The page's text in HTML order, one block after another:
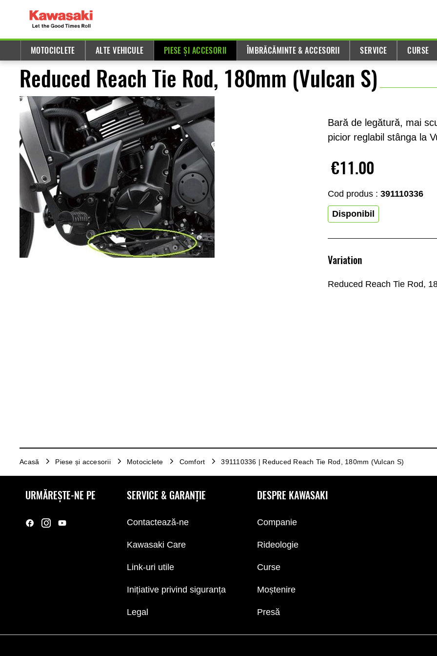
MOTOCICLETE ALTE VEHICULE PIESE ȘI ACCESORII ÎMBRĂCĂMINTE & ACCESORII SERVICE CURSE
Reduced Reach Tie Rod, 180mm (Vulcan S)
Bară de legătură, mai
picior reglabil stânga la
€11.00
Cod produs : 391110336
Disponibil
Variation
Reduced Reach Tie Rod,
Acasă Piese și accesorii Motociclete Comfort 391110336 | Reduced Reach Tie Rod, 180mm (Vulcan S)
URMĂREȘTE-NE PE SERVICE & GARANȚIE
Contactează-ne
Kawasaki Care
Link-uri utile
Inițiative privind siguranța
Legal
DESPRE KAWASAKI
Companie
Rideologie
Curse
Moștenire
Presă